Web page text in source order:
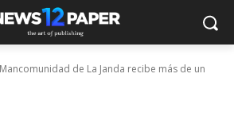
de La Janda recibe más de un